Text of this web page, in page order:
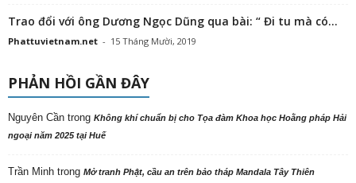
Trao đổi với ông Dương Ngọc Dũng qua bài: “ Đi tu mà có...
Phattuvietnam.net - 15 Tháng Mười, 2019
PHẢN HỒI GẦN ĐÂY
Nguyên Cần trong Không khí chuẩn bị cho Tọa đàm Khoa học Hoằng pháp Hải
ngoại năm 2025 tại Huế
Trần Minh trong Mở tranh Phật, cầu an trên bảo tháp Mandala Tây Thiên